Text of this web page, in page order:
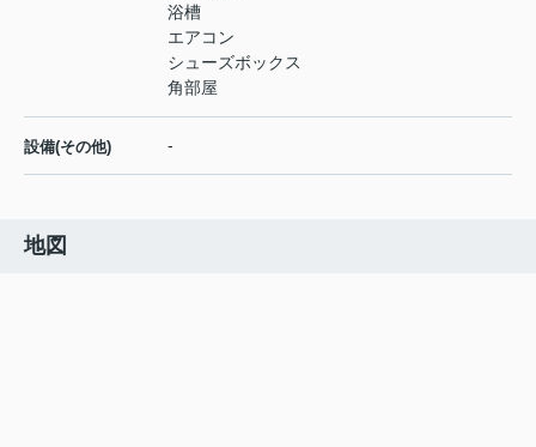
浴槽
エアコン
シューズボックス
角部屋
設備(その他) -
地図